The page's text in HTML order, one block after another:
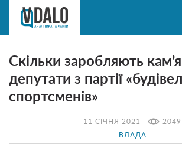
11 СІЧНЯ 2021 | 2049
ВЛАДА
Скільки заробляють
депутати з партії
спортсменів»